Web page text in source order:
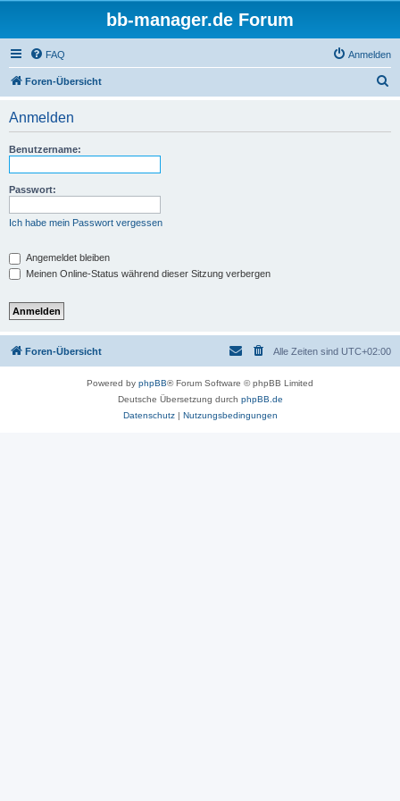
bb-manager.de Forum
FAQ Anmelden
Foren-Übersicht
Anmelden
Benutzername:
Passwort:
Ich habe mein Passwort vergessen
Angemeldet bleiben
Meinen Online-Status während dieser Sitzung verbergen
Foren-Übersicht Alle Zeiten sind UTC+02:00
Powered by phpBB® Forum Software © phpBB Limited
Deutsche Übersetzung durch phpBB.de
Datenschutz| Nutzungsbedingungen